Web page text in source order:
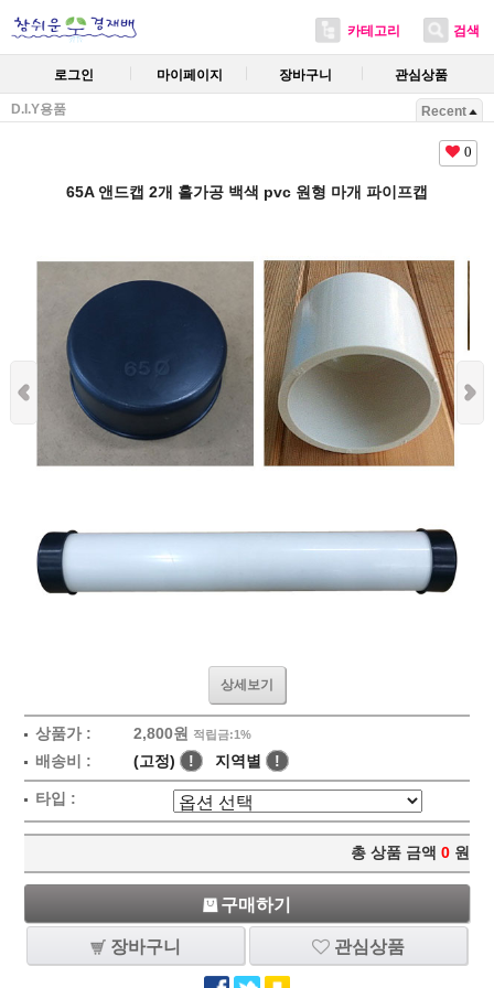
카테고리 검색
로그인 마이페이지 장바구니 관심상품
D.I.Y용품 Recent
0
65A 앤드캡 2개 홀가공 백색 pvc 원형 마개 파이프캡
상세보기
상품가 : 2,800원 적립금:1%
배송비 : (고정) ! 지역별 !
타입 :
총 상품 금액 0 원
구매하기
장바구니 관심상품